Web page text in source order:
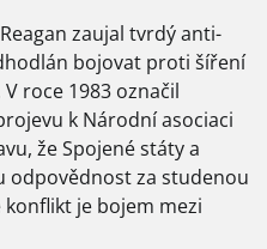
zaujal tvrdý anti-
bojovat proti šíření
roce 1983 označil
k Národní asociaci
že Spojené státy a
odpovědnost za studenou
je bojem mezi